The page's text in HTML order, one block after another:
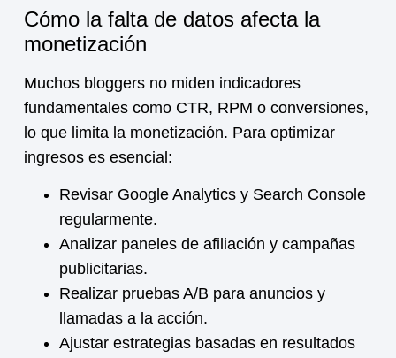
Cómo la falta de datos afecta la
monetización
Muchos bloggers no miden indicadores
fundamentales como CTR, RPM o conversiones,
lo que limita la monetización. Para optimizar
ingresos es esencial:
Revisar Google Analytics y Search Console
regularmente.
Analizar paneles de afiliación y campañas
publicitarias.
Realizar pruebas A/B para anuncios y
llamadas a la acción.
Ajustar estrategias basadas en resultados